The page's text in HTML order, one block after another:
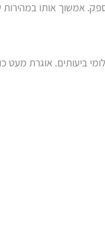
אמשוך אותו
ביעותים. אוגרת מעט